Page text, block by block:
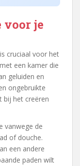
voor je
cruciaal voor het
een kamer die
geluiden en
ongebruikte
bij het creëren
vanwege de
of douche.
een andere
paden wilt